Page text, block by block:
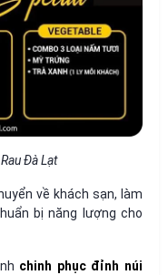
Đà Lạt
về khách sạn, làm
bị năng lượng cho
chinh phục đỉnh núi